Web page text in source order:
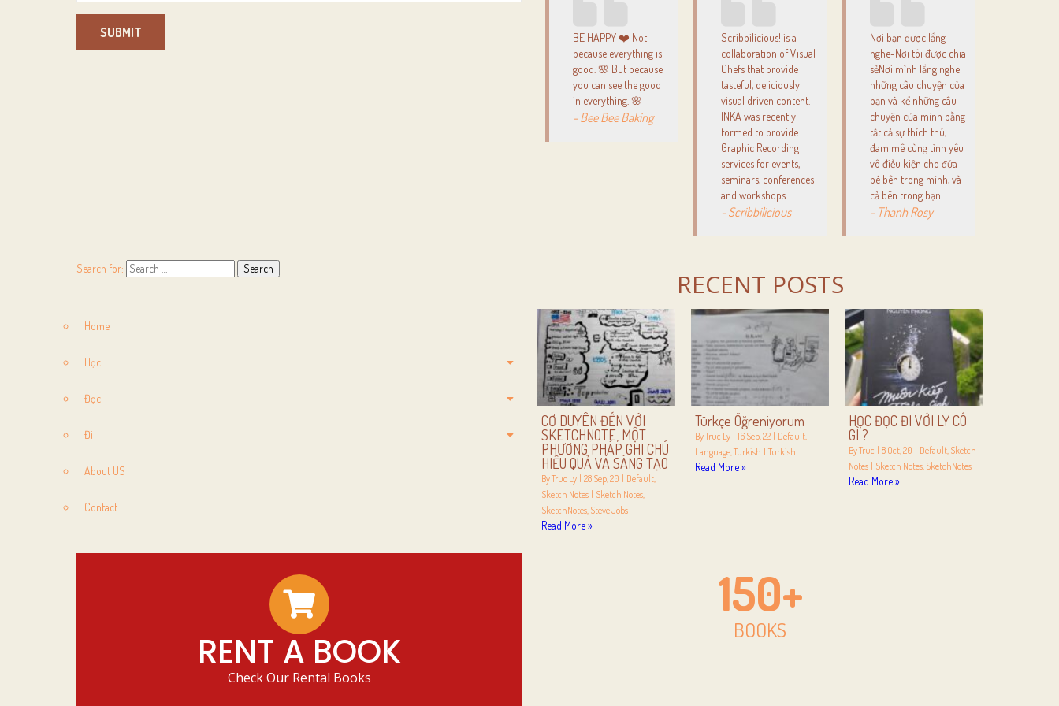
SUBMIT
BE HAPPY ❤️ Not
because everything is
good. 🌸 But because
you can see the good
in everything. 🌸
- Bee Bee Baking
Scribbilicious! is a
collaboration of Visual
Chefs that provide
tasteful, deliciously
visual driven content.
INKA was recently
formed to provide
Graphic Recording
services for events,
seminars, conferences
and workshops.
- Scribbilicious
Nơi bạn được lắng
nghe-Nơi tôi được chia
sẻNơi mình lắng nghe
những câu chuyện của
bạn và kể những câu
chuyện của mình bằng
tất cả sự thích thú,
đam mê cùng tình yêu
vô điều kiện cho đứa
bé bên trong mình, và
cả bên trong bạn.
- Thanh Rosy
Search for:
Home
Học
Đọc
Đi
About US
Contact
RECENT POSTS
CƠ DUYÊN ĐẾN VỚI
SKETCHNOTE, MỘT
PHƯƠNG PHÁP GHI CHÚ
HIỆU QUẢ VÀ SÁNG TẠO
ByTruc Ly 28 Sep, 20
Default
Sketch Notes
Sketch Notes
SketchNotes Steve Jobs
Read More »
Türkçe Öğreniyorum
ByTruc Ly 16 Sep, 22
Default
Language Turkish Turkish
Read More »
HỌC ĐỌC ĐI VỚI LY CÓ
GÌ ?
ByTruc 8 Oct, 20 Default Sketch
Notes
Sketch Notes SketchNotes
Read More »
RENT A BOOK
Check Our Rental Books
150+
BOOKS